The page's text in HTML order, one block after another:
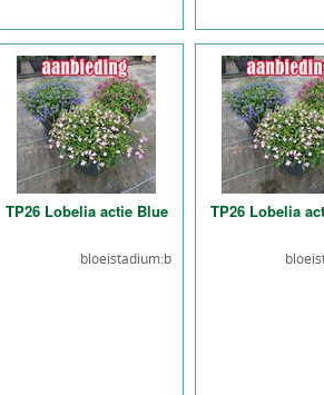
TP26 Lobelia actie Blue
bloeistadium:b
TP26 Lobelia